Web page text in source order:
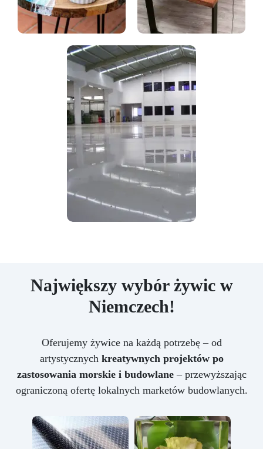
Największy wybór żywic w
Niemczech!
Oferujemy żywice na każdą potrzebę – od
artystycznych kreatywnych projektów po
zastosowania morskie i budowlane– przewyższając
ograniczoną ofertę lokalnych marketów budowlanych.